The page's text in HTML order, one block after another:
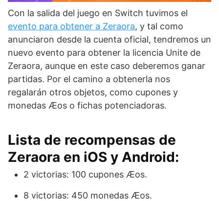
Con la salida del juego en Switch tuvimos el
evento para obtener a Zeraora, y tal como
anunciaron desde la cuenta oficial, tendremos un
nuevo evento para obtener la licencia Unite de
Zeraora, aunque en este caso deberemos ganar
partidas. Por el camino a obtenerla nos
regalarán otros objetos, como cupones y
monedas Æos o fichas potenciadoras.
Lista de recompensas de
Zeraora en iOS y Android:
2 victorias: 100 cupones Æos.
8 victorias: 450 monedas Æos.